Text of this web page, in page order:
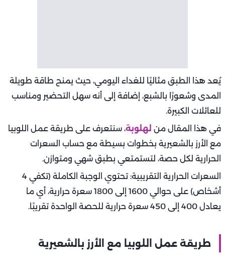
يُعد هذا الطبق مثاليًا للغداء اليومي، حيث يمنح طاقة طويلة
المدى وشعورًا بالشبع، إضافة إلى أنه سهل التحضير ومناسب
للعائلات الكبيرة.
في هذا المقال من لهلوبة، سنتعرف على طريقة عمل اللوبيا
مع الأرز بالشعيرية بخطوات بسيطة مع حساب السعرات
الحرارية لكل حصة، لتستمتعي بطبق شهي ومتوازن.
السعرات الحرارية التقريبية: تحتوي الوجبة الكاملة (تكفي 4
أشخاص) على حوالي 1600 إلى 1800 سعرة حرارية، أي ما
يعادل 400 إلى 450 سعرة حرارية للحصة الواحدة تقريبًا.
طريقة عمل اللوبيا مع الأرز بالشعيرية